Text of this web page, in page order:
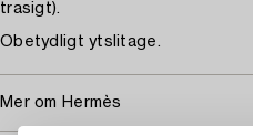
trasigt).
Obetydligt ytslitage.
Mer om Hermès